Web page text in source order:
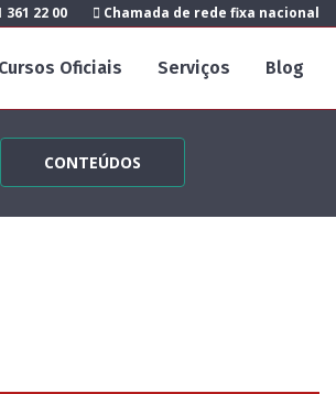
361 22 00 Chamada de rede fixa nacional
Cursos Oficiais Serviços Blog
CONTEÚDOS